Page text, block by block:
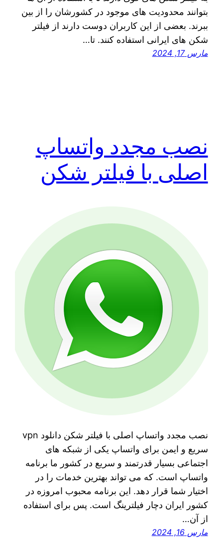
بتوانند محدودیت‌ های موجود در کشورشان را از بین
ببرند. بعضی از این کاربران دوست دارند از فیلتر
شکن‌ های ایرانی استفاده کنند. تا…
مارس 17, 2024
نصب مجدد واتساپ
اصلی با فیلتر شکن
نصب مجدد واتساپ اصلی با فیلتر شکن دانلود vpn
سریع و ایمن برای واتساپ یکی از شبکه های
اجتماعی بسیار قدرتمند و سریع در کشور ما برنامه
واتساپ است. که می‌ تواند بهترین خدمات را در
اختیار شما قرار دهد. این برنامه محبوب امروزه در
کشور ایران دچار فیلترینگ است. پس برای استفاده
از آن…
مارس 16, 2024